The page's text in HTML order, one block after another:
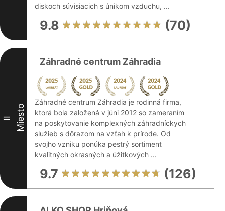
diskoch súvisiacich s únikom vzduchu, ...
9.8 (70)
II Miesto
Záhradné centrum Záhradia
Záhradné centrum Záhradia je rodinná firma,
ktorá bola založená v júni 2012 so zameraním
na poskytovanie komplexných záhradníckych
služieb s dôrazom na vzťah k prírode. Od
svojho vzniku ponúka pestrý sortiment
kvalitných okrasných a úžitkových ...
9.7 (126)